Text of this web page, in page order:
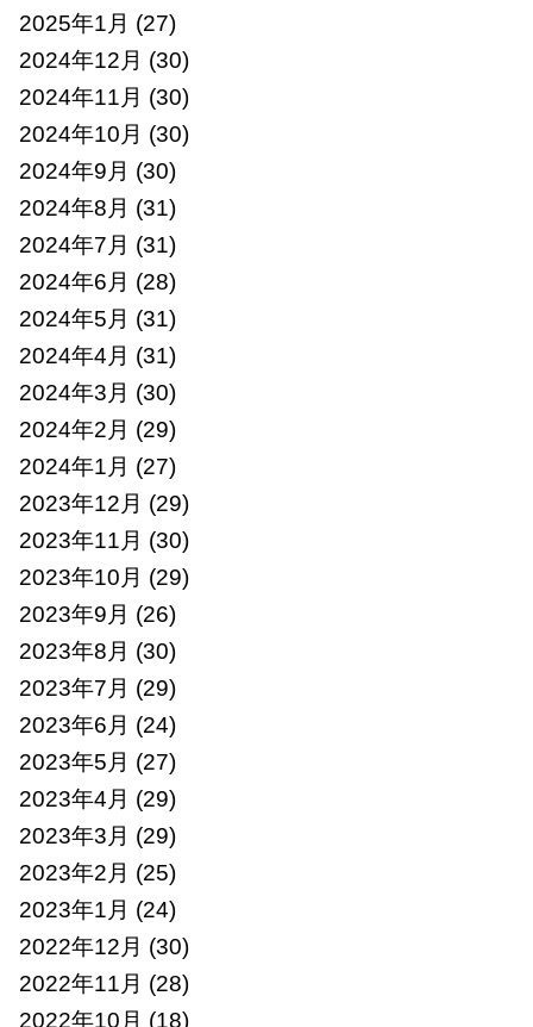
2025年1月 (27)
2024年12月 (30)
2024年11月 (30)
2024年10月 (30)
2024年9月 (30)
2024年8月 (31)
2024年7月 (31)
2024年6月 (28)
2024年5月 (31)
2024年4月 (31)
2024年3月 (30)
2024年2月 (29)
2024年1月 (27)
2023年12月 (29)
2023年11月 (30)
2023年10月 (29)
2023年9月 (26)
2023年8月 (30)
2023年7月 (29)
2023年6月 (24)
2023年5月 (27)
2023年4月 (29)
2023年3月 (29)
2023年2月 (25)
2023年1月 (24)
2022年12月 (30)
2022年11月 (28)
2022年10月 (18)